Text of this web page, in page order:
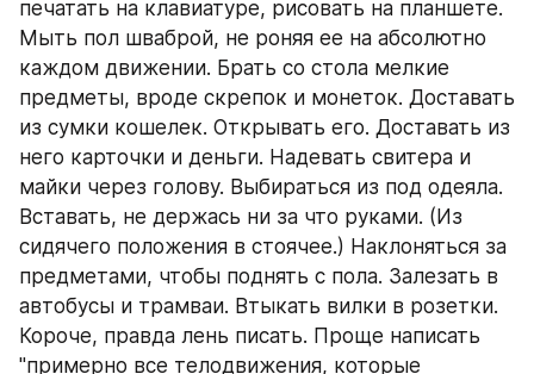
печатать на клавиатуре, рисовать на планшете.
Мыть пол шваброй, не роняя ее на абсолютно
каждом движении. Брать со стола мелкие
предметы, вроде скрепок и монеток. Доставать
из сумки кошелек. Открывать его. Доставать из
него карточки и деньги. Надевать свитера и
майки через голову. Выбираться из под одеяла.
Вставать, не держась ни за что руками. (Из
сидячего положения в стоячее.) Наклоняться за
предметами, чтобы поднять с пола. Залезать в
автобусы и трамваи. Втыкать вилки в розетки.
Короче, правда лень писать. Проще написать
"примерно все телодвижения, которые